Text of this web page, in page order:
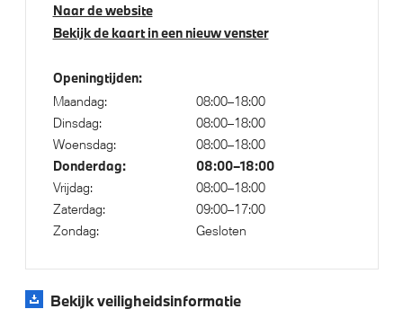
21 inch LM Individual Aerodynamic (Styling 954 I)
Bicolor Jet Black
Klimaatbeheersing
Stoelventilatie voor beide voorstoelen
4-zone airconditioning met automatische regeling
Elektrische voorzieningen
Elektrisch te openen en te sluiten bagageklep
Naar de website
Bekijk de kaart in een nieuw venster
Openingtijden:
Maandag:
08:00–18:00
Dinsdag:
08:00–18:00
Woensdag:
08:00–18:00
Donderdag: 08:00–18:00
Vrijdag:
08:00–18:00
Zaterdag:
09:00–17:00
Zondag:
Gesloten
Bekijk veiligheidsinformatie